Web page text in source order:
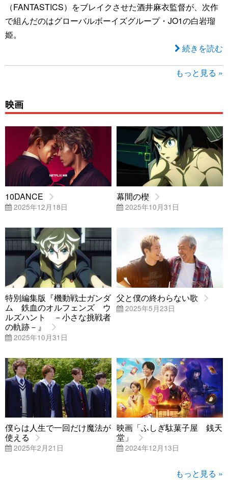
（FANTASTICS）をブレイクさせた酒井麻衣監督が、次作
で組んだのはグローバルボーイズグループ・JO1の白岩瑠
姫。
続きを読む
もっと見る »
映画
10DANCE
2025年12月18日
幕間の楔
2025年10月31日
特別編集版『機動戦士ガンダ
ム 鉄血のオルフェンズ ウ
ルズハント －小さな挑戦者
の軌跡－』
2025年10月31日
父と僕の終わらない歌
2025年5月23日
僕らは人生で一回だけ魔法が
使える
2025年2月21日
映画「ふしぎ駄菓子屋 銭天
堂」
2024年12月13日
もっと見る »